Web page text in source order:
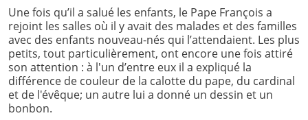
Une fois qu’il a salué les enfants, le Pape François a
rejoint les salles où il y avait des malades et des familles
avec des enfants nouveau-nés qui l’attendaient. Les plus
petits, tout particulièrement, ont encore une fois attiré
son attention : à l'un d’entre eux il a expliqué la
différence de couleur de la calotte du pape, du cardinal
et de l'évêque; un autre lui a donné un dessin et un
bonbon.